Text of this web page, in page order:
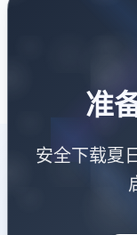
准
安全下载夏